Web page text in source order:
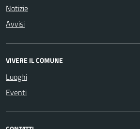
Notizie
Avvisi
VIVERE IL COMUNE
Luoghi
Eventi